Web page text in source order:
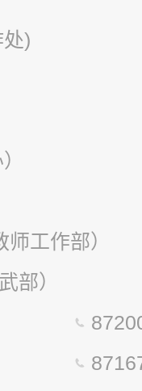
)
工作部）
部）